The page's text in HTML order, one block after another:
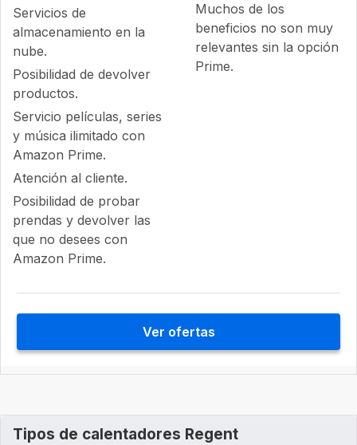
Servicios de
almacenamiento en la
nube.
Posibilidad de devolver
productos.
Servicio películas, series
y música ilimitado con
Amazon Prime.
Atención al cliente.
Posibilidad de probar
prendas y devolver las
que no desees con
Amazon Prime.
Muchos de los
beneficios no son muy
relevantes sin la opción
Prime.
Ver ofertas
Tipos de calentadores Regent